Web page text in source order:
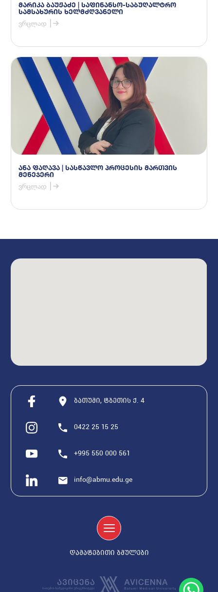
მარიკა ბაუჟაძე | საფინანსო-საბუღალტრო
სამსახურის ხელმძღვანელი
ვრცლად
ანა ფაღავა | სასწავლო პროცესის მართვის
მენეჯერი
ვრცლად
ბათუმი, ტბეთის ქ. 4
0422 25 15 25
+995 550 000 561
info@abmu.edu.ge
დამატებითი ბმულები